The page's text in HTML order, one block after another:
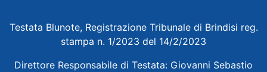
Testata Blunote, Registrazione Tribunale di Brindisi reg.
stampa n. 1/2023 del 14/2/2023
Direttore Responsabile di Testata: Giovanni Sebastio